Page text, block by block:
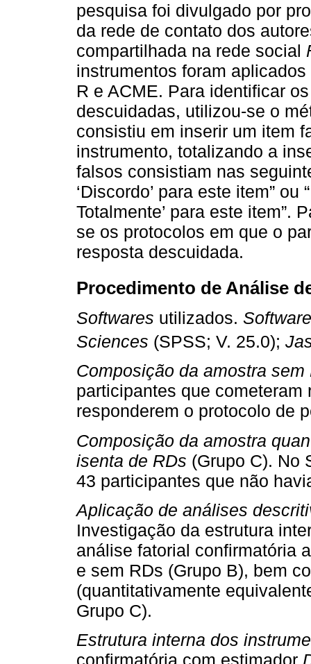
pesquisa foi divulgado por
da rede de contato dos
compartilhada na rede social
instrumentos foram
R e ACME. Para identificar
descuidadas, utilizou-se o
consistiu em inserir um item
instrumento, totalizando a
falsos consistiam nas
‘Discordo’ para este item”
Totalmente’ para este item”.
se os protocolos em que o
resposta descuidada.
Procedimento de Análise
Softwares utilizados.
Sciences (SPSS; V. 25.0);
Composição da amostra sem
participantes que
responderem o protocolo de
Composição da amostra
isenta de RDs (Grupo C). No
43 participantes que não
Aplicação de análises
Investigação da estrutura
análise fatorial confirmatória
e sem RDs (Grupo B), bem
(quantitativamente
Grupo C).
Estrutura interna dos
confirmatória com estimador